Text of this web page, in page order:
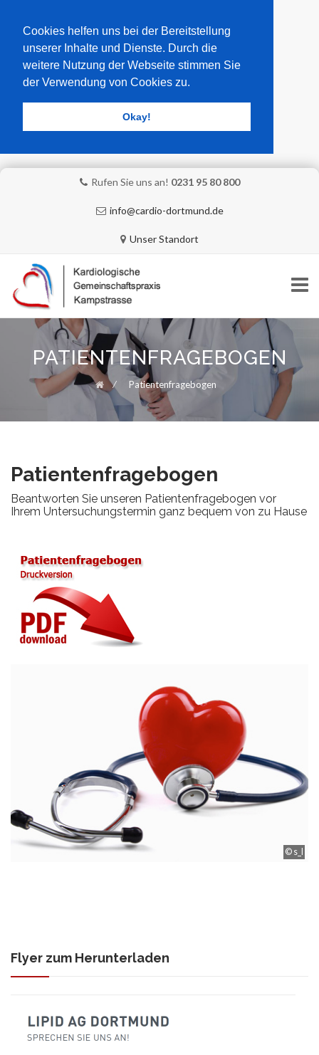
Cookies helfen uns bei der Bereitstellung
unserer Inhalte und Dienste. Durch die
weitere Nutzung der Webseite stimmen Sie
der Verwendung von Cookies zu.
Okay!
Rufen Sie uns an! 0231 95 80 800
info@cardio-dortmund.de
Unser Standort
content
STARTSEITE
ÄRZTE
PRAXIS
AKTUELLES
PATIENTENFRAGEBOGEN
⁄ Patientenfragebogen
Patientenfragebogen
Beantworten Sie unseren Patientenfragebogen vor
Ihrem Untersuchungstermin ganz bequem von zu Hause
© s_l
Flyer zum Herunterladen